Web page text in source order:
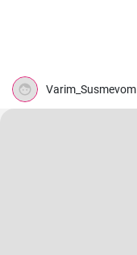
Varim_Susmevom